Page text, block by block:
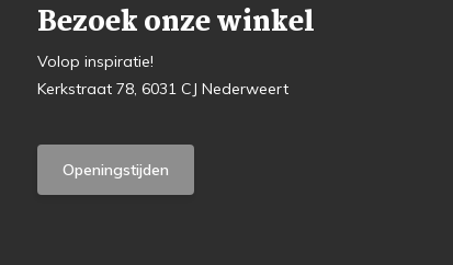
Bezoek onze winkel
Volop inspiratie!
Kerkstraat 78, 6031 CJ Nederweert
Openingstijden